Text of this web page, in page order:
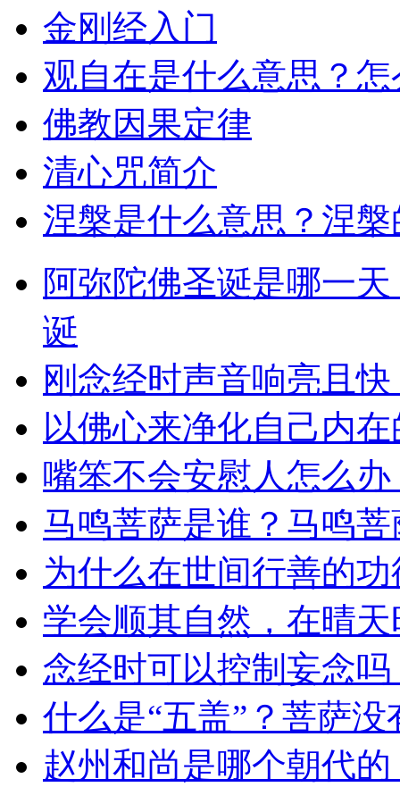
金刚经入门
观自在是什么意思？
佛教因果定律
清心咒简介
涅槃是什么意思？涅
阿弥陀佛圣诞是哪一
诞
刚念经时声音响亮且
以佛心来净化自己内
嘴笨不会安慰人怎么办
马鸣菩萨是谁？马鸣
为什么在世间行善的
学会顺其自然，在晴
念经时可以控制妄念吗
什么是“五盖”？菩萨没
赵州和尚是哪个朝代